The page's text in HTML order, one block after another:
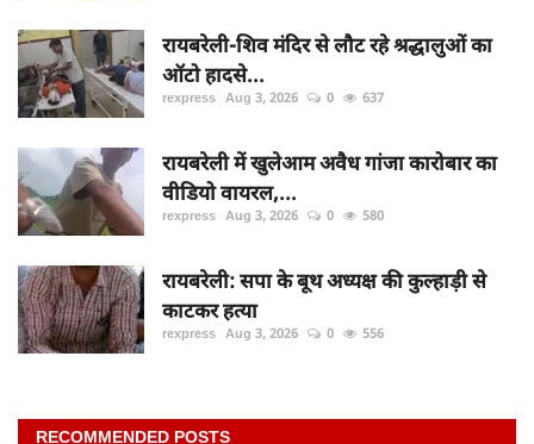
रायबरेली-शिव मंदिर से लौट रहे श्रद्धालुओं का
ऑटो हादसे...
rexpress Aug 3, 2026 0 637
रायबरेली में खुलेआम अवैध गांजा कारोबार का
वीडियो वायरल,...
rexpress Aug 3, 2026 0 580
रायबरेली: सपा के बूथ अध्यक्ष की कुल्हाड़ी से
काटकर हत्या
rexpress Aug 3, 2026 0 556
RECOMMENDED POSTS